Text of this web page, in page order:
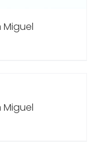
Miguel
Miguel